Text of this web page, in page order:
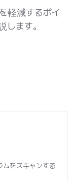
軽減するポイ
ます。
をスキャンする